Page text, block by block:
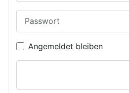
Angemeldet bleiben